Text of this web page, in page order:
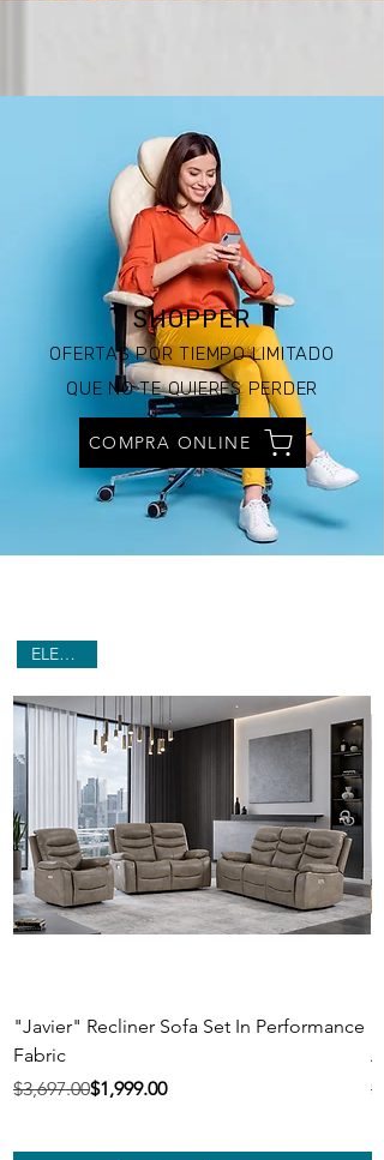
SHOPPER
OFERTAS POR TIEMPO LIMITADO
QUE NO TE QUIERES PERDER
COMPRA ONLINE
ELECTRIC
"Javier" Recliner Sofa Set In Performance
Fabric
Precio
$3,697.00
Precio de oferta
$1,999.00